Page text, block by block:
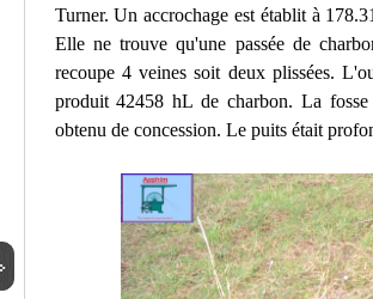
Turner. Un accrochage est établit à
Elle ne trouve qu'une passée de
recoupe 4 veines soit deux plissées.
produit 42458 hL de charbon. La
obtenu de concession. Le puits était